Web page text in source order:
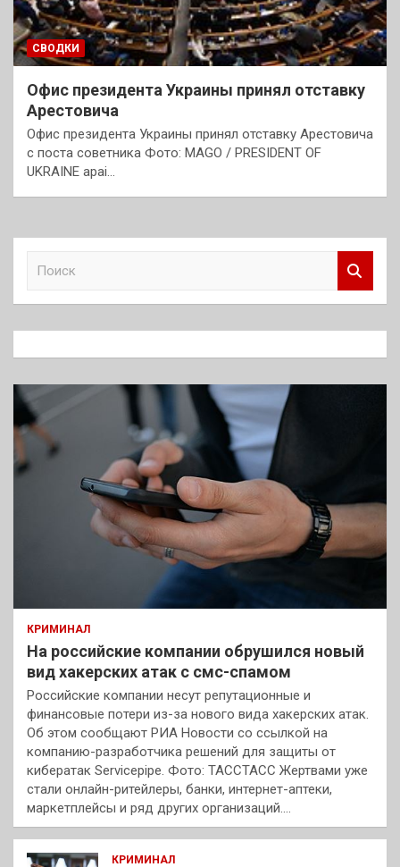
СВОДКИ
Офис президента Украины принял отставку
Арестовича
Офис президента Украины принял отставку Арестовича
с поста советника Фото: MAGO / PRESIDENT OF
UKRAINE apai…
к
КРИМИНАЛ
На российские компании обрушился новый
вид хакерских атак с смс-спамом
Российские компании несут репутационные и
финансовые потери из-за нового вида хакерских атак.
Об этом сообщают РИА Новости со ссылкой на
компанию-разработчика решений для защиты от
кибератак Servicepipe. Фото: ТАССТАСС Жертвами уже
стали онлайн-ритейлеры, банки, интернет-аптеки,
маркетплейсы и ряд других организаций.…
КРИМИНАЛ